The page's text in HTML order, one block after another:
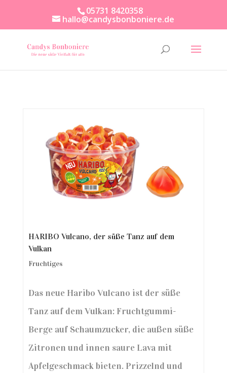
05731 8420358
hallo@candysbonboniere.de
HARIBO Vulcano, der süße Tanz auf dem
Vulkan
Fruchtiges
Das neue Haribo Vulcano ist der süße
Tanz auf dem Vulkan: Fruchtgummi-
Berge auf Schaumzucker, die außen süße
Zitronen und innen saure Lava mit
Apfelgeschmack bieten. Prizzelnd und